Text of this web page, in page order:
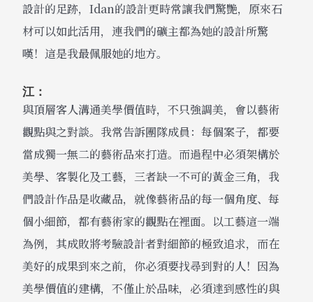
設計的足跡，Idan的設計更時常讓我們驚艷，原來石
材可以如此活用，連我們的礦主都為她的設計所驚
嘆！這是我最佩服她的地方。
江：
與頂層客人溝通美學價值時，不只強調美，會以藝術
觀點與之對談。我常告訴團隊成員：每個案子，都要
當成獨一無二的藝術品來打造。而過程中必須架構於
美學、客製化及工藝，三者缺一不可的黃金三角，我
們設計作品是收藏品，就像藝術品的每一個角度、每
個小細節，都有藝術家的觀點在裡面。以工藝這一端
為例，其成敗將考驗設計者對細節的極致追求，而在
美好的成果到來之前，你必須要找尋到對的人！因為
美學價值的建構，不僅止於品味，必須達到感性的與